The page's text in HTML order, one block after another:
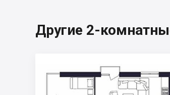
Другие 2-